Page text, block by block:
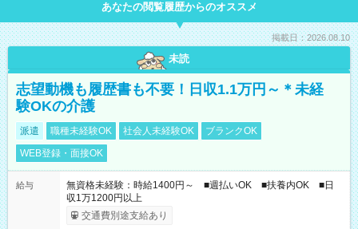
あなたの閲覧履歴からのオススメ
掲載日：2026.08.10
未読
志望動機も履歴書も不要！日収1.1万円～＊未経
験OKの介護
派遣 職種未経験OK 社会人未経験OK
ブランクOK
WEB登録・面接OK
給与
無資格未経験：時給1400円～ ■週払いOK ■扶養内OK ■日
収1万1200円以上
交通費別途支給あり